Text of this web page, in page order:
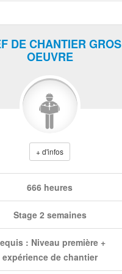
DE CHANTIER GROS
OEUVRE
+ d'infos
666 heures
Stage 2 semaines
: Niveau première +
expérience de chantier